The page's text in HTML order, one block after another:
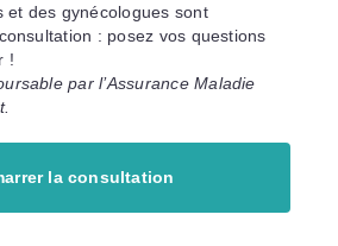
et des gynécologues sont
: posez vos questions
!
par l’Assurance Maladie
la consultation